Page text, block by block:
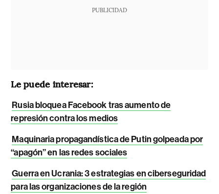
PUBLICIDAD
Le puede interesar:
Rusia bloquea Facebook tras aumento de
represión contra los medios
Maquinaria propagandística de Putin golpeada por
“apagón” en las redes sociales
Guerra en Ucrania: 3 estrategias en ciberseguridad
para las organizaciones de la región